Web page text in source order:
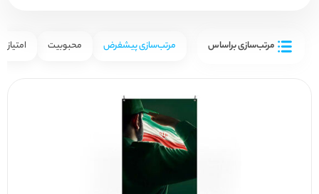
مرتب‌سازی براساس مرتب‌سازی پیشفرض محبوبیت امتیاز